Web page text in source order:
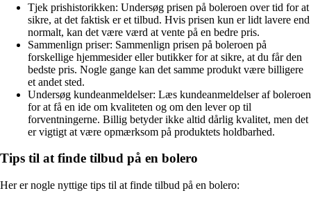
Tjek prishistorikken: Undersøg prisen på boleroen over tid for at
sikre, at det faktisk er et tilbud. Hvis prisen kun er lidt lavere end
normalt, kan det være værd at vente på en bedre pris.
Sammenlign priser: Sammenlign prisen på boleroen på
forskellige hjemmesider eller butikker for at sikre, at du får den
bedste pris. Nogle gange kan det samme produkt være billigere
et andet sted.
Undersøg kundeanmeldelser: Læs kundeanmeldelser af boleroen
for at få en ide om kvaliteten og om den lever op til
forventningerne. Billig betyder ikke altid dårlig kvalitet, men det
er vigtigt at være opmærksom på produktets holdbarhed.
Tips til at finde tilbud på en bolero
Her er nogle nyttige tips til at finde tilbud på en bolero: